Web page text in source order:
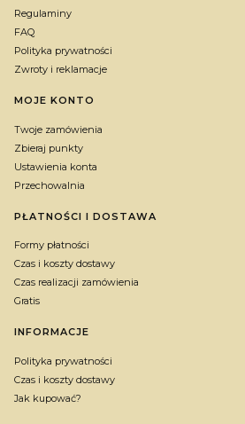
Regulaminy
FAQ
Polityka prywatności
Zwroty i reklamacje
MOJE KONTO
Twoje zamówienia
Zbieraj punkty
Ustawienia konta
Przechowalnia
PŁATNOŚCI I DOSTAWA
Formy płatności
Czas i koszty dostawy
Czas realizacji zamówienia
Gratis
INFORMACJE
Polityka prywatności
Czas i koszty dostawy
Jak kupować?